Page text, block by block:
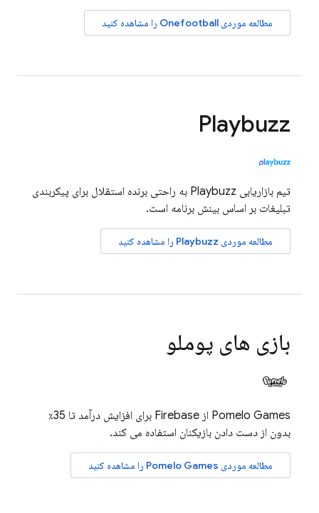
مطالعه موردی Onefootball را مشاهده کنید
Playbuzz
تیم بازاریابی Playbuzz به راحتی برنده استقلال برای پیکربندی
تبلیغات بر اساس بینش برنامه است.
مطالعه موردی Playbuzz را مشاهده کنید
بازی های پوملو
Pomelo Games از Firebase برای افزایش درآمد تا 35٪
بدون از دست دادن بازیکنان استفاده می کند.
مطالعه موردی Pomelo Games را مشاهده کنید